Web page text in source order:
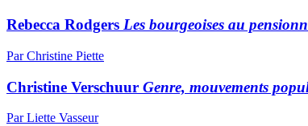
Rebecca Rodgers Les bourgeoises au
Par Christine Piette
Christine Verschuur Genre, mouvements
Par Liette Vasseur